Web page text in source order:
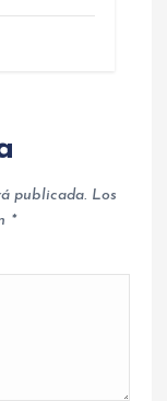
publicada. Los
*